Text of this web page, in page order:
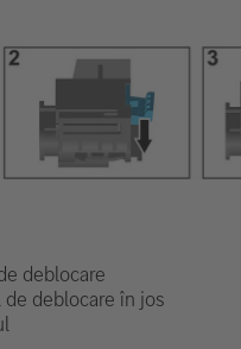
deblocare
deblocare în jos